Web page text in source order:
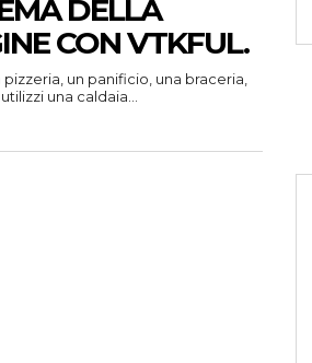
DELLA
CON VTKFUL.
un panificio, una braceria,
una caldaia...